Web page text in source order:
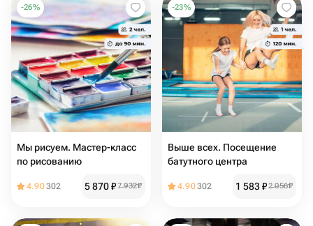
-26%
Мы рисуем. Мастер-класс
по рисованию
4.90302 5 870₽7 932₽
-23%
Выше всех. Посещение
батутного центра
4.90302 1 583₽2 056₽